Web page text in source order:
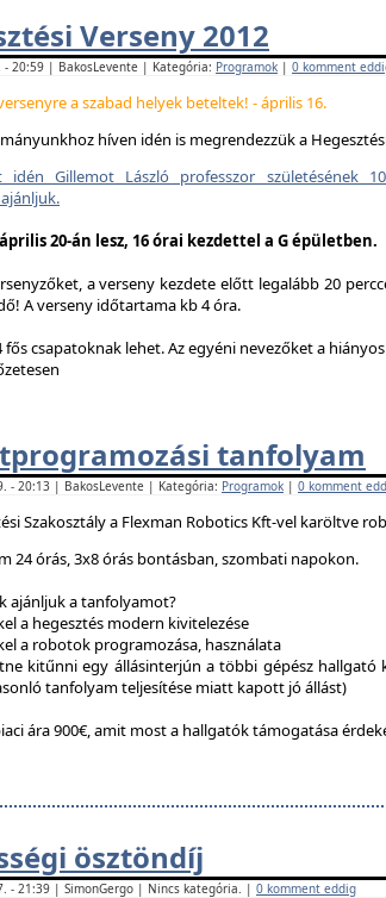
Verseny 2012
- 20:59 | BakosLevente | Kategória: Programok | 0 komment
a szabad helyek beteltek! - április 16.
híven idén is megrendezzük a
idén Gillemot László professzor születésének
20-án lesz, 16 órai kezdettel a G épületben.
a verseny kezdete előtt legalább 20
A verseny időtartama kb 4 óra.
fős csapatoknak lehet. Az egyéni nevezőket a
tanfolyam
- 20:13 | BakosLevente | Kategória: Programok | 0 komment
Szakosztály a Flexman Robotics Kft-vel karöltve
24 órás, 3x8 órás bontásban, szombati napokon.
ajánljuk a tanfolyamot?
a hegesztés modern kivitelezése
a robotok programozása, használata
kitűnni egy állásinterjún a többi gépész
tanfolyam teljesítése miatt kapott jó állást)
ára 900€, amit most a hallgatók támogatása
ösztöndíj
- 21:39 | SimonGergo | Nincs kategória. | 0 komment eddig